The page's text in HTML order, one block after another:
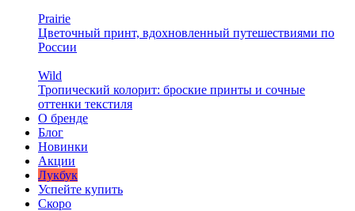
Prairie
Цветочный принт, вдохновленный путешествиями по
России
Wild
Тропический колорит: броские принты и сочные
оттенки текстиля
О бренде
Блог
Новинки
Акции
Лукбук
Успейте купить
Скоро